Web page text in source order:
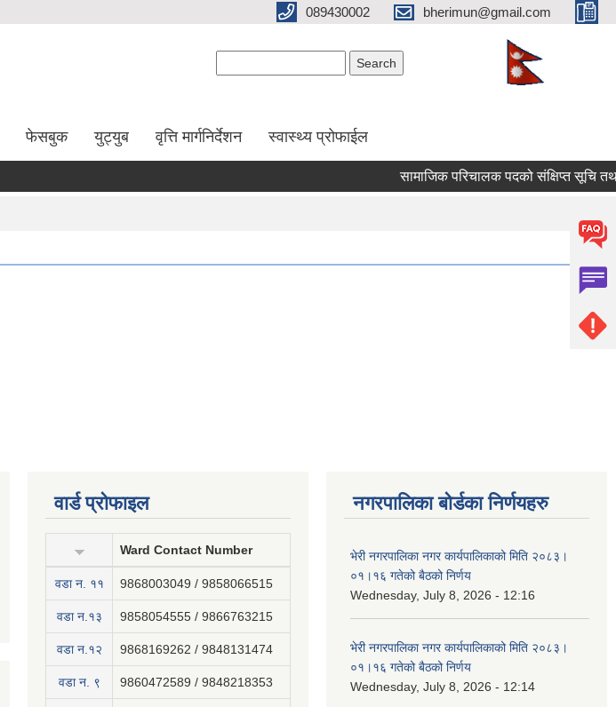
089430002 bherimun@gmail.com
फेसबुक युट्युब वृत्ति मार्गनिर्देशन स्वास्थ्य प्रोफाईल
सामाजिक परिचालक पदको संक्षिप्त सूचि तथा
वार्ड प्रोफाइल
Ward Contact Number
वडा न‍. ११ 9868003049 / 9858066515
वडा न.१३ 9858054555 / 9866763215
वडा न.१२ 9868169262 / 9848131474
वडा न. ९ 9860472589 / 9848218353
नगरपालिका बोर्डका निर्णयहरु
भेरी नगरपालिका नगर कार्यपालिकाको मिति २०८३।
०१।१६ गतेको बैठको निर्णय
Wednesday, July 8, 2026 - 12:16
भेरी नगरपालिका नगर कार्यपालिकाको मिति २०८३।
०१।१६ गतेको बैठको निर्णय
Wednesday, July 8, 2026 - 12:14